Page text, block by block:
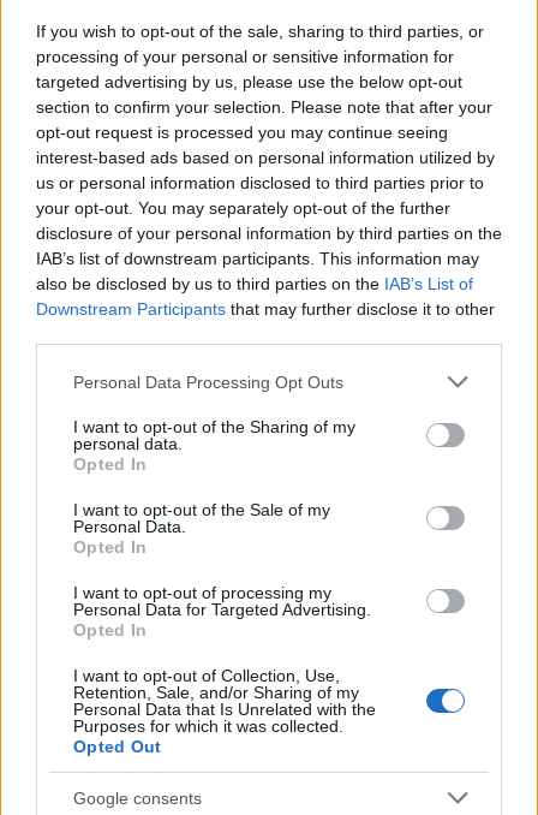
If you wish to opt-out of the sale, sharing to third parties, or
processing of your personal or sensitive information for
targeted advertising by us, please use the below opt-out
section to confirm your selection. Please note that after your
opt-out request is processed you may continue seeing
interest-based ads based on personal information utilized by
us or personal information disclosed to third parties prior to
your opt-out. You may separately opt-out of the further
disclosure of your personal information by third parties on the
IAB’s list of downstream participants. This information may
also be disclosed by us to third parties on the IAB’s List of
Downstream Participants that may further disclose it to other
Please note that this website/app uses one or more Google
not limited to your visit or usage behaviour. You may click to
grant or deny consent to Google and its third-party tags to
use your data for below specified purposes in below Google
consent section.
Personal Data Processing Opt Outs
I want to opt-out of the Sharing of my
personal data.
Opted In
I want to opt-out of the Sale of my
Personal Data.
Opted In
I want to opt-out of processing my
Personal Data for Targeted Advertising.
Opted In
I want to opt-out of Collection, Use,
Retention, Sale, and/or Sharing of my
Personal Data that Is Unrelated with the
Purposes for which it was collected.
Opted Out
Google consents
Leoncavallo Bajazzók című operájából az énekesnő
felkerült az anyagra, egyfajta kifejezéseként annak,
Rost Andrea
Turandotban Szegeden és a Művészetek Palotájában
Liut alakította egy-egy alkalommal, új felkérés
esetén ez a szólam is a repertoárja gyakrabban
énekelt szerepei közé sorolódna. "Közel állnak
hozzám ezek a megható karakterek, az odaadó,
áldozatos hősnők" - jegyezte meg.
Debrecentől Cegléden át Miskolcig és Egerig számos
helyen volt és lesz még lemezbemutató koncertje,
ezek zongorakíséretes estek, amelyeken az énekesnő
beszél is, elmondja az áriákhoz fűződő személyes